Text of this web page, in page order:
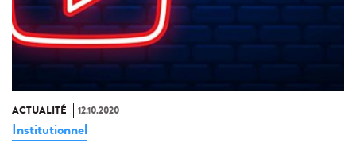
ACTUALITÉ 12.10.2020
Institutionnel